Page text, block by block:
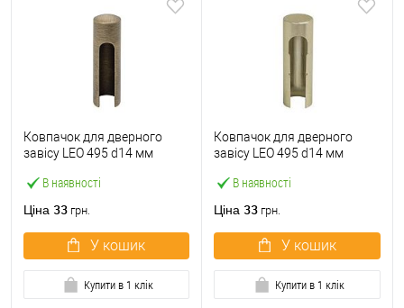
В наявності
Ковпачок для дверного
завісу LEO 495 d14 мм
Ціна 33 грн.
У кошик
Купити в 1 клік
В наявності
Ковпачок для дверного
завісу LEO 495 d14 мм
Ціна 33 грн.
У кошик
Купити в 1 клік